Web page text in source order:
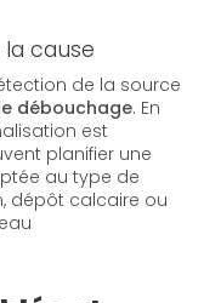
cause
de la source
débouchage. En
est
planifier une
au type de
dépôt calcaire ou